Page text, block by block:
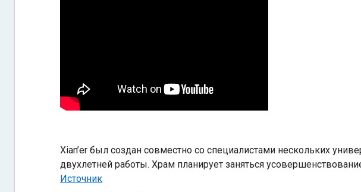
Xian’er был создан совместно со специалистами нескольких
двухлетней работы. Храм планирует заняться
Источник